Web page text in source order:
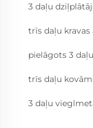
3 daļu
trīs daļu
pielāgots 3
trīs daļu
3 daļu